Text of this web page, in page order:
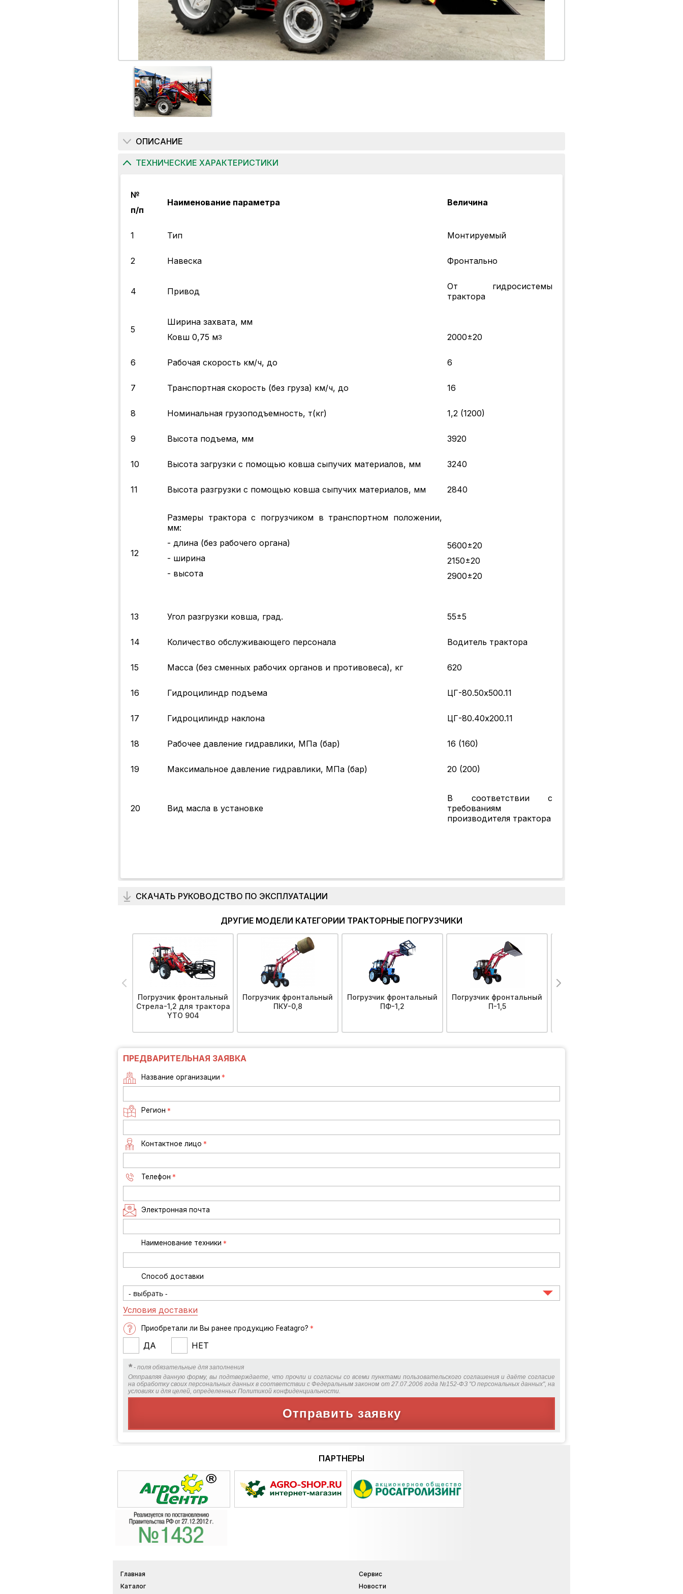
ОПИСАНИЕ
ТЕХНИЧЕСКИЕ ХАРАКТЕРИСТИКИ
№
п/п
Наименование параметра Величина
1 Тип Монтируемый
2 Навеска Фронтально
4 Привод
От гидросистемы
трактора
5
Ширина захвата, мм
Ковш 0,75 м3 2000±20
6 Рабочая скорость км/ч, до 6
7 Транспортная скорость (без груза) км/ч, до 16
8 Номинальная грузоподъемность, т(кг) 1,2 (1200)
9 Высота подъема, мм 3920
10 Высота загрузки с помощью ковша сыпучих материалов, мм 3240
11 Высота разгрузки с помощью ковша сыпучих материалов, мм 2840
12
Размеры трактора с погрузчиком в транспортном положении,
мм:
- длина (без рабочего органа)
- ширина
- высота
5600±20
2150±20
2900±20
13 Угол разгрузки ковша, град. 55±5
14 Количество обслуживающего персонала Водитель трактора
15 Масса (без сменных рабочих органов и противовеса), кг 620
16 Гидроцилиндр подъема ЦГ-80.50х500.11
17 Гидроцилиндр наклона ЦГ-80.40х200.11
18 Рабочее давление гидравлики, МПа (бар) 16 (160)
19 Максимальное давление гидравлики, МПа (бар) 20 (200)
20 Вид масла в установке
В соответствии с
требованиям
производителя трактора
СКАЧАТЬ РУКОВОДСТВО ПО ЭКСПЛУАТАЦИИ
ДРУГИЕ МОДЕЛИ КАТЕГОРИИ ТРАКТОРНЫЕ ПОГРУЗЧИКИ
Погрузчик фронтальный
Стрела-1,2 для трактора
YTO 904
Погрузчик фронтальный
ПКУ-0,8
Погрузчик фронтальный
ПФ-1,2
Погрузчик фронтальный
П-1,5
ПРЕДВАРИТЕЛЬНАЯ ЗАЯВКА
Название организации *
Регион *
Контактное лицо *
Телефон *
Электронная почта
Наименование техники *
Способ доставки
Условия доставки
Приобретали ли Вы ранее продукцию Featagro? *
ДА НЕТ
*- поля обязательные для заполнения
Отправляя данную форму, вы подтверждаете, что прочли и согласны со всеми пунктами пользовательского соглашения и даёте согласие
на обработку своих персональных данных в соответствии с Федеральным законом от 27.07.2006 года №152-ФЗ "О персональных данных", на
условиях и для целей, определенных Политикой конфиденциальности.
Отправить заявку
ПАРТНЕРЫ
Главная
Каталог
Сервис
Новости